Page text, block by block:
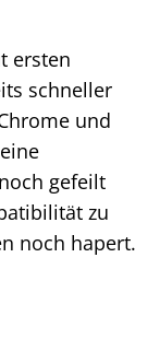
ersten
schneller
und
gefeilt
zu
noch hapert.